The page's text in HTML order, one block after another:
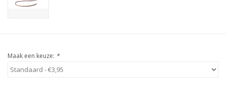
Maak een keuze: *